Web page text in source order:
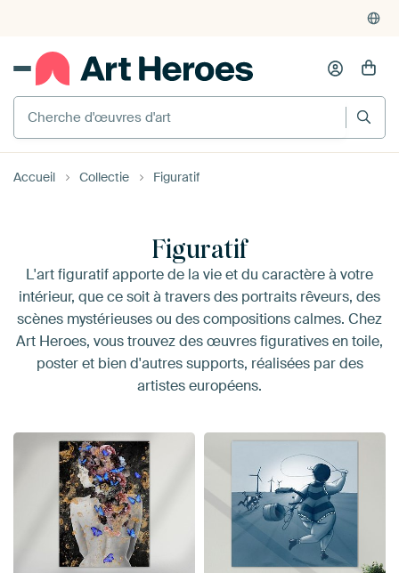
Accueil Collectie Figuratif
Figuratif
L'art figuratif apporte de la vie et du caractère à votre
intérieur, que ce soit à travers des portraits rêveurs, des
scènes mystérieuses ou des compositions calmes. Chez
Art Heroes, vous trouvez des œuvres figuratives en toile,
poster et bien d'autres supports, réalisées par des
artistes européens.